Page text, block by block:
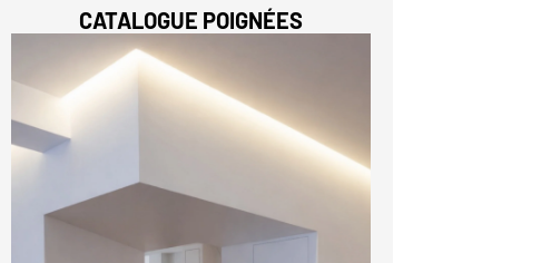
CATALOGUE POIGNÉES